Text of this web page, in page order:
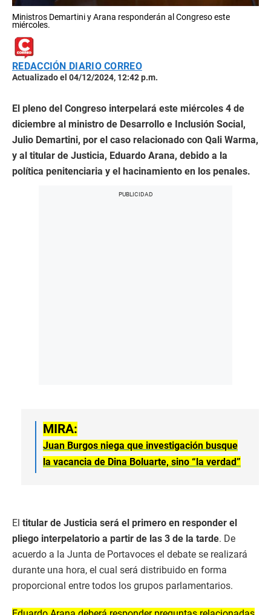
Ministros Demartini y Arana responderán al Congreso este
miércoles.
REDACCIÓN DIARIO CORREO
Actualizado el 04/12/2024, 12:42 p.m.
El pleno del Congreso interpelará este miércoles 4 de
diciembre al ministro de Desarrollo e Inclusión Social,
Julio Demartini, por el caso relacionado con Qali Warma,
y al titular de Justicia, Eduardo Arana, debido a la
política penitenciaria y el hacinamiento en los penales.
MIRA:
Juan Burgos niega que investigación busque
la vacancia de Dina Boluarte, sino “la verdad”
El titular de Justicia será el primero en responder el
pliego interpelatorio a partir de las 3 de la tarde. De
acuerdo a la Junta de Portavoces el debate se realizará
durante una hora, el cual será distribuido en forma
proporcional entre todos los grupos parlamentarios.